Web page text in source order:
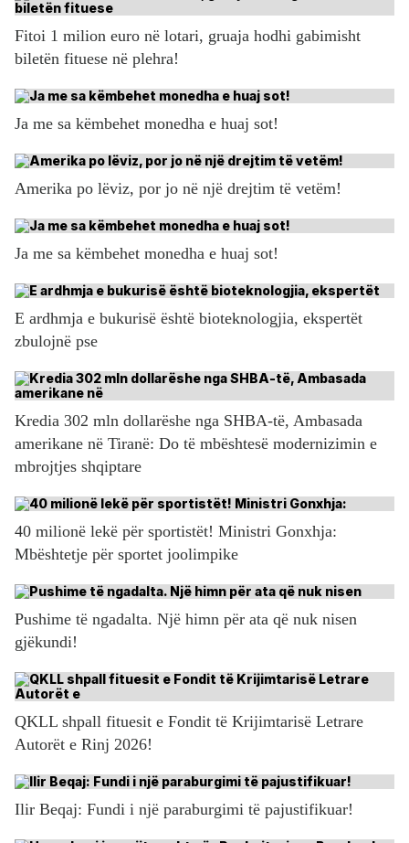
Fitoi 1 milion euro në lotari, gruaja hodhi gabimisht
biletën fituese në plehra!
Ja me sa këmbehet monedha e huaj sot!
Amerika po lëviz, por jo në një drejtim të vetëm!
Ja me sa këmbehet monedha e huaj sot!
E ardhmja e bukurisë është bioteknologjia, ekspertët
zbulojnë pse
Kredia 302 mln dollarëshe nga SHBA-të, Ambasada
amerikane në Tiranë: Do të mbështesë modernizimin e
mbrojtjes shqiptare
40 milionë lekë për sportistët! Ministri Gonxhja:
Mbështetje për sportet joolimpike
Pushime të ngadalta. Një himn për ata që nuk nisen
gjëkundi!
QKLL shpall fituesit e Fondit të Krijimtarisë Letrare
Autorët e Rinj 2026!
Ilir Beqaj: Fundi i një paraburgimi të pajustifikuar!